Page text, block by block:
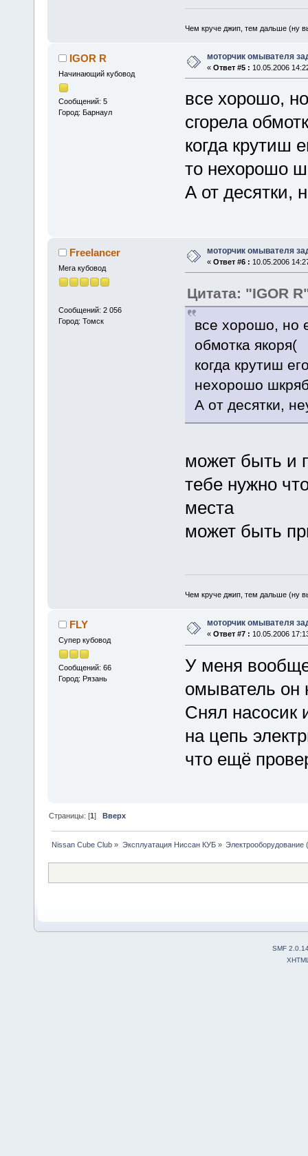
Чем круче джип, тем дальше (ну
IGOR R
Начинающий кубовод
Сообщений: 5
Город: Барнаул
моторчик омывателя
« Ответ #5 : 10.05.2006
все хорошо,
сгорела
когда крутиш
то нехорошо
А от десятки,
Freelancer
Мега кубовод
Сообщений: 2 056
Город: Томск
моторчик омывателя
« Ответ #6 : 10.05.2006
Цитата: "IGOR
все хорошо, но
обмотка якоря(
когда крутиш
нехорошо
А от десятки,
может быть и
тебе нужно
места
может быть
Чем круче джип, тем дальше (ну
FLY
Супер кубовод
Сообщений: 66
Город: Рязань
моторчик омывателя
« Ответ #7 : 10.05.2006
У меня
омыватель он
Снял насосик
на цепь
что ещё
Страницы: [1] Вверх
Nissan Cube Club » Эксплуатация Ниссан КУБ» Электрооборудование
SMF